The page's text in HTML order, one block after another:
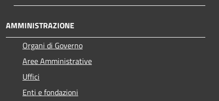
AMMINISTRAZIONE
Organi di Governo
Aree Amministrative
Uffici
Enti e fondazioni